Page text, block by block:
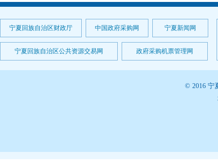
宁夏回族自治区财政厅 中国政府采购网 宁夏新闻网
宁夏回族自治区公共资源交易网 政府采购机票管理网
© 2016 宁